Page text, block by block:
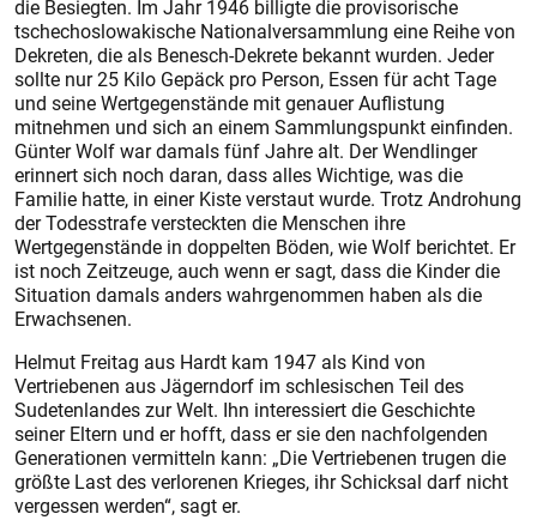
die Besiegten. Im Jahr 1946 billigte die provisorische
tschechoslowakische Nationalversammlung eine Reihe von
Dekreten, die als Benesch-Dekrete bekannt wurden. Jeder
sollte nur 25 Kilo Gepäck pro Person, Essen für acht Tage
und seine Wertgegenstände mit genauer Auflistung
mitnehmen und sich an einem Sammlungspunkt einfinden.
Günter Wolf war damals fünf Jahre alt. Der Wendlinger
erinnert sich noch daran, dass alles Wichtige, was die
Familie hatte, in einer Kiste verstaut wurde. Trotz Androhung
der Todesstrafe versteckten die Menschen ihre
Wertgegenstände in doppelten Böden, wie Wolf berichtet. Er
ist noch Zeitzeuge, auch wenn er sagt, dass die Kinder die
Situation damals anders wahrgenommen haben als die
Erwachsenen.
Helmut Freitag aus Hardt kam 1947 als Kind von
Vertriebenen aus Jägerndorf im schlesischen Teil des
Sudetenlandes zur Welt. Ihn interessiert die Geschichte
seiner Eltern und er hofft, dass er sie den nachfolgenden
Generationen vermitteln kann: „Die Vertriebenen trugen die
größte Last des verlorenen Krieges, ihr Schicksal darf nicht
vergessen werden“, sagt er.